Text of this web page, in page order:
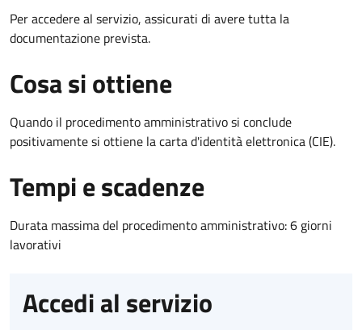
Per accedere al servizio, assicurati di avere tutta la
documentazione prevista.
Cosa si ottiene
Quando il procedimento amministrativo si conclude
positivamente si ottiene la carta d'identità elettronica (CIE).
Tempi e scadenze
Durata massima del procedimento amministrativo: 6 giorni
lavorativi
Accedi al servizio